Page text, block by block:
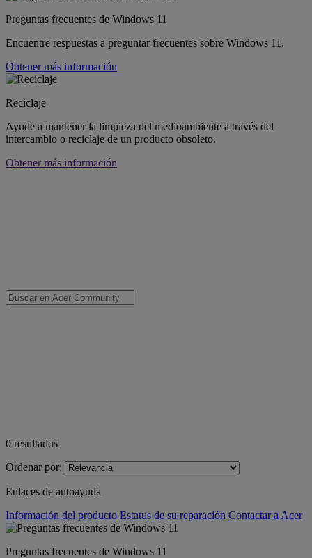
Preguntas frecuentes de Windows 11
Encuentre respuestas a preguntar frecuentes sobre Windows 11.
Obtener más información
Reciclaje
Ayude a mantener la limpieza del medioambiente a través del
intercambio o reciclaje de un producto obsoleto.
Obtener más información
0 resultados
Ordenar por:
Enlaces de autoayuda
Información del producto Estatus de su reparación Contactar a Acer
Preguntas frecuentes de Windows 11